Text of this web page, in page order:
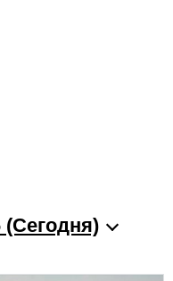
(Cегодня)